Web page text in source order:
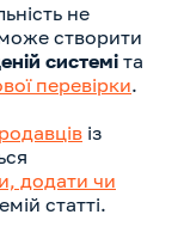
не
створити
системі та
перевірки.
із
додати чи
статті.